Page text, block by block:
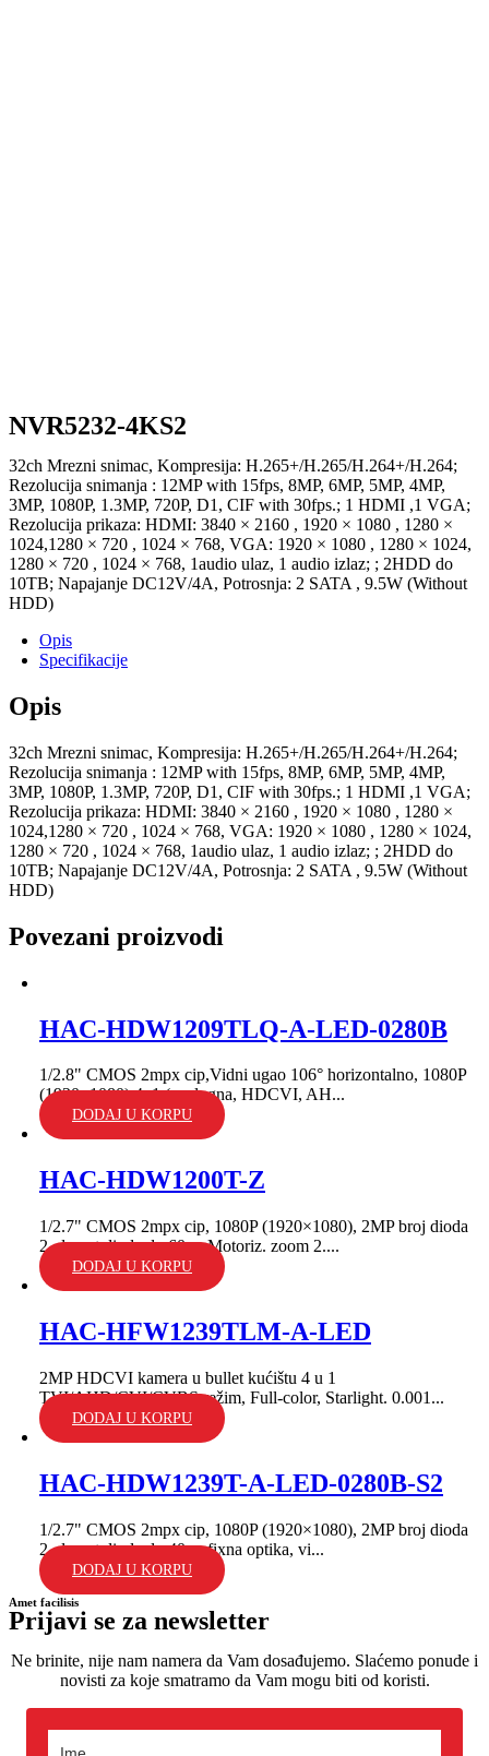
NVR5232-4KS2
32ch Mrezni snimac, Kompresija: H.265+/H.265/H.264+/H.264;
Rezolucija snimanja : 12MP with 15fps, 8MP, 6MP, 5MP, 4MP,
3MP, 1080P, 1.3MP, 720P, D1, CIF with 30fps.; 1 HDMI ,1 VGA;
Rezolucija prikaza: HDMI: 3840 × 2160 , 1920 × 1080 , 1280 ×
1024,1280 × 720 , 1024 × 768, VGA: 1920 × 1080 , 1280 × 1024,
1280 × 720 , 1024 × 768, 1audio ulaz, 1 audio izlaz; ; 2HDD do
10TB; Napajanje DC12V/4A, Potrosnja: 2 SATA , 9.5W (Without
HDD)
Opis
Specifikacije
Opis
32ch Mrezni snimac, Kompresija: H.265+/H.265/H.264+/H.264;
Rezolucija snimanja : 12MP with 15fps, 8MP, 6MP, 5MP, 4MP,
3MP, 1080P, 1.3MP, 720P, D1, CIF with 30fps.; 1 HDMI ,1 VGA;
Rezolucija prikaza: HDMI: 3840 × 2160 , 1920 × 1080 , 1280 ×
1024,1280 × 720 , 1024 × 768, VGA: 1920 × 1080 , 1280 × 1024,
1280 × 720 , 1024 × 768, 1audio ulaz, 1 audio izlaz; ; 2HDD do
10TB; Napajanje DC12V/4A, Potrosnja: 2 SATA , 9.5W (Without
HDD)
Povezani proizvodi
HAC-HDW1209TLQ-A-LED-0280B
1/2.8" CMOS 2mpx cip,Vidni ugao 106° horizontalno, 1080P
(1920×1080),4u1 (analogna, HDCVI, AH...
DODAJ U KORPU
HAC-HDW1200T-Z
1/2.7" CMOS 2mpx cip, 1080P (1920×1080), 2MP broj dioda
2, domet dioda do 60m; Motoriz. zoom 2....
DODAJ U KORPU
HAC-HFW1239TLM-A-LED
2MP HDCVI kamera u bullet kućištu 4 u 1
TVI/AHD/CVI/CVBS režim, Full-color, Starlight. 0.001...
DODAJ U KORPU
HAC-HDW1239T-A-LED-0280B-S2
1/2.7" CMOS 2mpx cip, 1080P (1920×1080), 2MP broj dioda
2, domet dioda do 40m; fixna optika, vi...
DODAJ U KORPU
Amet facilisis
Prijavi se za newsletter
Ne brinite, nije nam namera da Vam dosađujemo. Slaćemo ponude i
novisti za koje smatramo da Vam mogu biti od koristi.